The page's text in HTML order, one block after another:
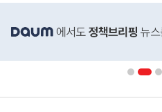
단
배
영